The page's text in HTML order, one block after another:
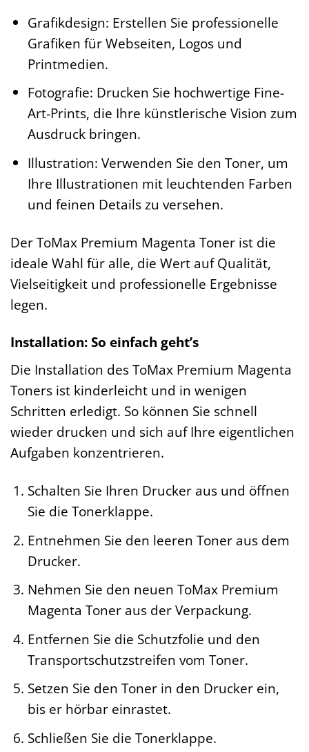
Grafikdesign: Erstellen Sie professionelle
Grafiken für Webseiten, Logos und
Printmedien.
Fotografie: Drucken Sie hochwertige Fine-
Art-Prints, die Ihre künstlerische Vision zum
Ausdruck bringen.
Illustration: Verwenden Sie den Toner, um
Ihre Illustrationen mit leuchtenden Farben
und feinen Details zu versehen.
Der ToMax Premium Magenta Toner ist die
ideale Wahl für alle, die Wert auf Qualität,
Vielseitigkeit und professionelle Ergebnisse
legen.
Installation: So einfach geht’s
Die Installation des ToMax Premium Magenta
Toners ist kinderleicht und in wenigen
Schritten erledigt. So können Sie schnell
wieder drucken und sich auf Ihre eigentlichen
Aufgaben konzentrieren.
Schalten Sie Ihren Drucker aus und öffnen
Sie die Tonerklappe.
Entnehmen Sie den leeren Toner aus dem
Drucker.
Nehmen Sie den neuen ToMax Premium
Magenta Toner aus der Verpackung.
Entfernen Sie die Schutzfolie und den
Transportschutzstreifen vom Toner.
Setzen Sie den Toner in den Drucker ein,
bis er hörbar einrastet.
Schließen Sie die Tonerklappe.